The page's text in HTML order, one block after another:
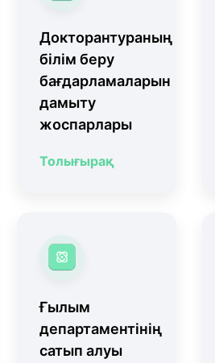
Докторантураның
білім беру
бағдарламаларын
дамыту
жоспарлары
Толығырақ
Ғылым
департаментінің
сатып алуы